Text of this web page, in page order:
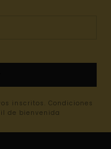
inscritos. Condiciones
de bienvenida